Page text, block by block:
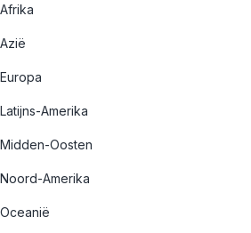
Afrika
Azië
Europa
Latijns-Amerika
Midden-Oosten
Noord-Amerika
Oceanië